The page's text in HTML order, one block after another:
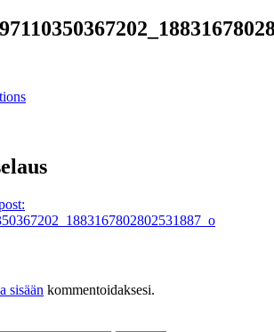
sisään kommentoidaksesi.